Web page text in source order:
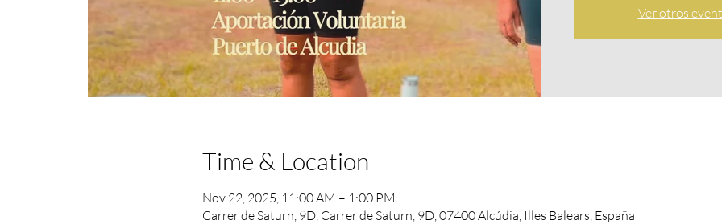
Ver otros
Time & Location
Nov 22, 2025, 11:00 AM – 1:00 PM
Carrer de Saturn, 9D, Carrer de Saturn, 9D, 07400 Alcúdia, Illes Balears, España